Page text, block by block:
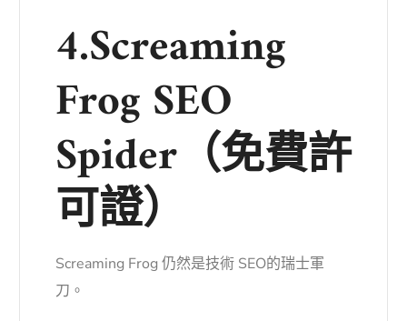
4.Screaming
Frog SEO
Spider（免費許
可證）
Screaming Frog 仍然是技術 SEO的瑞士軍
刀。